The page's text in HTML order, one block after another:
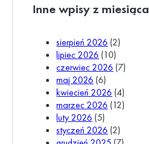
Inne wpisy z miesiąca
sierpień 2026 (2)
lipiec 2026 (10)
czerwiec 2026 (7)
maj 2026 (6)
kwiecień 2026 (4)
marzec 2026 (12)
luty 2026 (5)
styczeń 2026 (2)